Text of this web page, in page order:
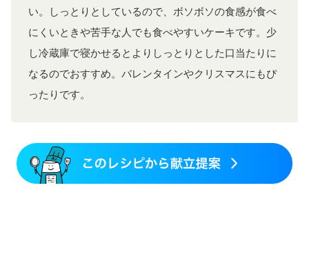
い。しっとりとしているので、ボソボソの食感が食べ
にくいときや苦手な人でも食べやすいケーキです。少
し冷蔵庫で寝かせるとよりしっとりとした口当たりに
なるのでおすすめ。バレンタインやクリスマスにもぴ
ったりです。